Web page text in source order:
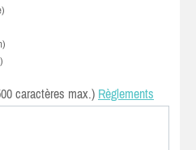
caractères max.) Règlements